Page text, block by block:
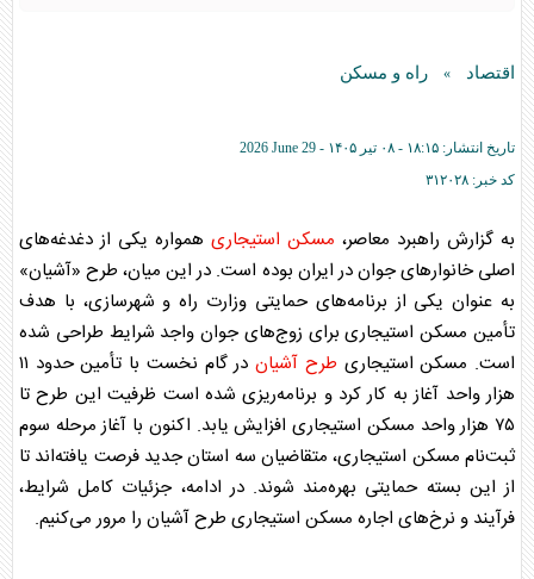
اقتصاد » راه و مسکن
تاریخ انتشار: ۱۸:۱۵ - ۰۸ تير ۱۴۰۵ -
2026 June 29
کد خبر: ۳۱۲۰۲۸
به گزارش راهبرد معاصر، مسکن استیجاری همواره یکی از دغدغه‌های
اصلی خانوار‌های جوان در ایران بوده است. در این میان، طرح «آشیان»
به عنوان یکی از برنامه‌های حمایتی وزارت راه و شهرسازی، با هدف
تأمین مسکن استیجاریبرای زوج‌های جوان واجد شرایط طراحی شده
است. مسکن استیجاری طرح آشیان
در گام نخست با تأمین حدود ۱۱
هزار واحد آغاز به کار کرد و برنامه‌ریزی شده است ظرفیت این طرح تا
۷۵ هزار واحد
مسکن استیجاریافزایش یابد. اکنون با آغاز مرحله سوم
ثبت‌نام مسکن استیجاری، متقاضیان سه استان جدید فرصت یافته‌اند تا
از این بسته حمایتی بهره‌مند شوند. در ادامه، جزئیات کامل شرایط،
فرآیند و نرخ‌های اجاره مسکن استیجاری طرح آشیان را مرور می‌کنیم.